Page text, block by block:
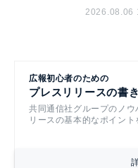
2026.08.06
広報初心者のための
プレスリリースの書
共同通信社グループのノウ
リースの基本的なポイント